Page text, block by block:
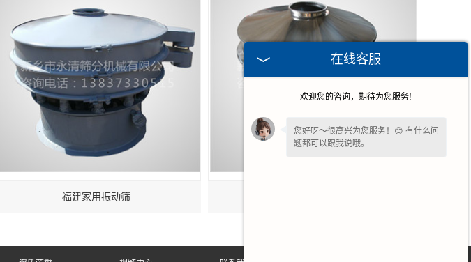
福建家用振动筛
在线客服
欢迎您的咨询，期待为您服务!
您好呀～很高兴为您服务！😊 有什么问
题都可以跟我说哦。